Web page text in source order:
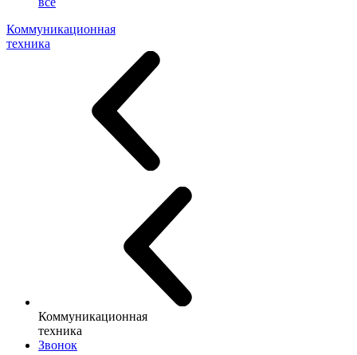
Коммуникационная
техника
Коммуникационная
техника
Звонок